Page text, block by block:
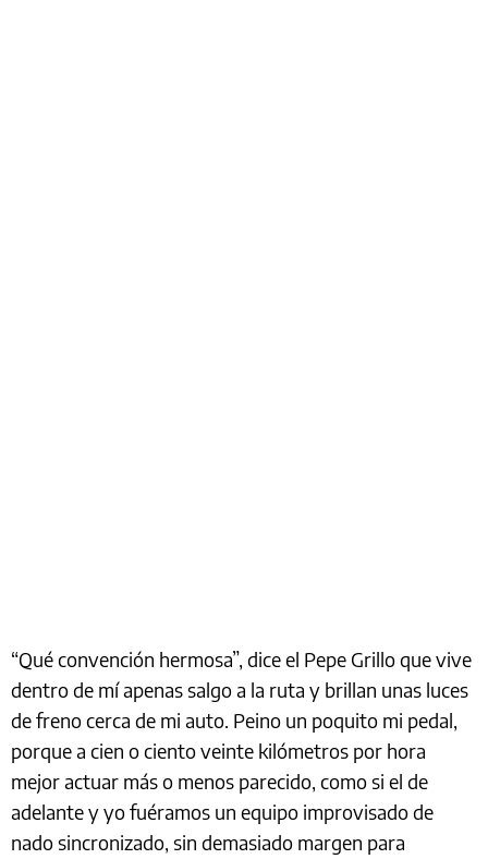
“Qué convención hermosa”, dice el Pepe Grillo que vive
dentro de mí apenas salgo a la ruta y brillan unas luces
de freno cerca de mi auto. Peino un poquito mi pedal,
porque a cien o ciento veinte kilómetros por hora
mejor actuar más o menos parecido, como si el de
adelante y yo fuéramos un equipo improvisado de
nado sincronizado, sin demasiado margen para